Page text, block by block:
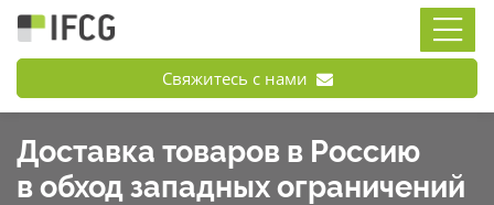
Свяжитесь с нами
Доставка товаров в Россию
в обход западных ограничений